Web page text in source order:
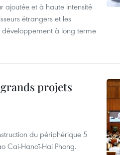
ajoutée et à haute intensité
étrangers et les
développement à long terme
projets
du périphérique 5
Cai-Hanoï-Hai Phong.